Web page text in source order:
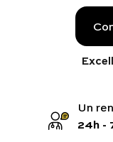
Programmes
Notre approche
24h -